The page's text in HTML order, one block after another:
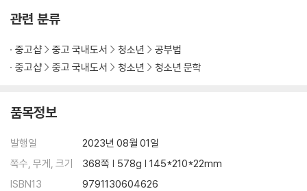
_내 결심이 ‘작심3일’이었던 이유
_너 진짜 이러고 있을 때가 아니다
_나 자신을 속이지 않는 사람
04 공부는 나를 영혼이 강한 사람으로 단련시킨다
_모든 과목에는 다 배울 만한 이유가 있다
_나는 강하고 단단한 사람이다
_마음을 다지기 좋은 날
관련 분류
중고샵 중고 국내도서 청소년
공부법
중고샵
중고 국내도서 청소년 청소년 문학
품목정보
발행일
2023년 08월 01일
쪽수, 무게, 크기
368쪽 | 578g | 145*210*22mm
ISBN13
9791130604626